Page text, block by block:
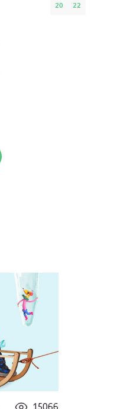
20 22